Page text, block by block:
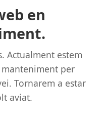
en
Actualment estem
per
Tornarem a estar
aviat.